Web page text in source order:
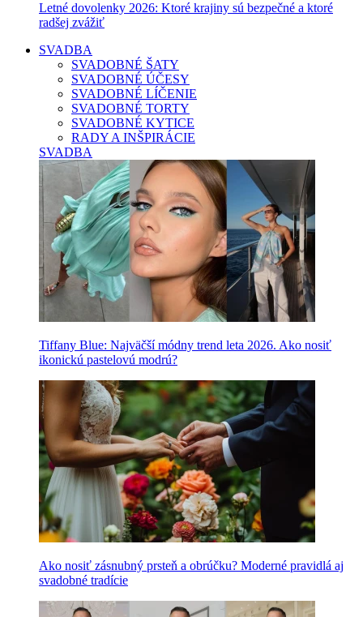
Letné dovolenky 2026: Ktoré krajiny sú bezpečné a ktoré
radšej zvážiť
SVADBA
SVADOBNÉ ŠATY
SVADOBNÉ ÚČESY
SVADOBNÉ LÍČENIE
SVADOBNÉ TORTY
SVADOBNÉ KYTICE
RADY A INŠPIRÁCIE
SVADBA
Tiffany Blue: Najväčší módny trend leta 2026. Ako nosiť
ikonickú pastelovú modrú?
Ako nosiť zásnubný prsteň a obrúčku? Moderné pravidlá aj
svadobné tradície